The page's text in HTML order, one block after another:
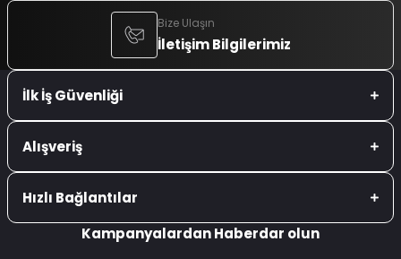
Bize Ulaşın
İletişim Bilgilerimiz
İlk İş Güvenliği
Alışveriş
Hızlı Bağlantılar
Kampanyalardan Haberdar olun